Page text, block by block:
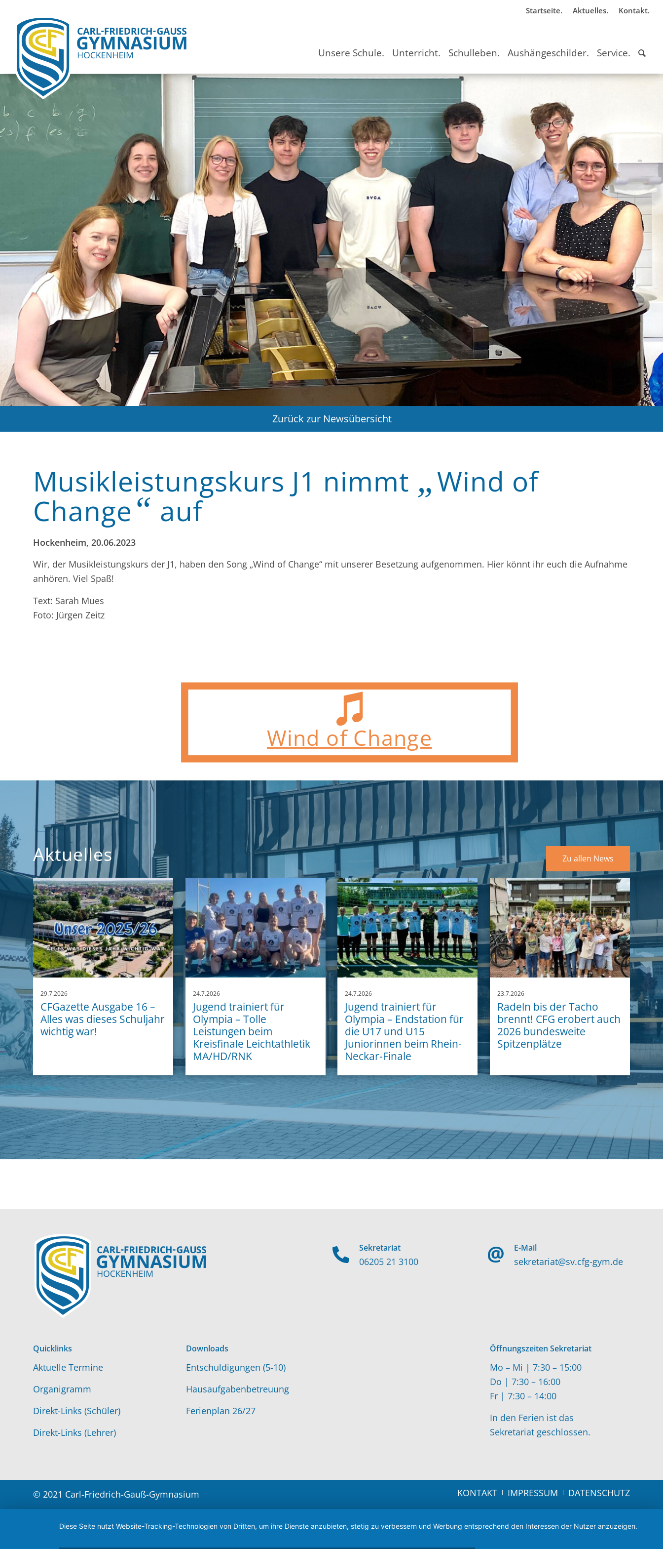
Startseite. Aktuelles. Kontakt.
Unsere Schule. Unterricht. Schulleben. Aushängeschilder. Service.
Zurück zur Newsübersicht
Musikleistungskurs J1 nimmt „Wind of
Change“ auf
Hockenheim, 20.06.2023
Wir, der Musikleistungskurs der J1, haben den Song „Wind of Change“ mit unserer Besetzung aufgenommen. Hier könnt ihr euch die Aufnahme
anhören. Viel Spaß!
Text: Sarah Mues
Foto: Jürgen Zeitz
Wind of Change
Aktuelles Zu allen News
29.7.2026
CFGazette Ausgabe 16 –
Alles was dieses Schuljahr
wichtig war!
24.7.2026
Jugend trainiert für
Olympia – Tolle
Leistungen beim
Kreisfinale Leichtathletik
MA/HD/RNK
24.7.2026
Jugend trainiert für
Olympia – Endstation für
die U17 und U15
Juniorinnen beim Rhein-
Neckar-Finale
23.7.2026
Radeln bis der Tacho
brennt! CFG erobert auch
2026 bundesweite
Spitzenplätze
Sekretariat
06205 21 3100
E-Mail
sekretariat@sv.cfg-gym.de
Quicklinks
Aktuelle Termine
Organigramm
Direkt-Links (Schüler)
Direkt-Links (Lehrer)
Downloads
Entschuldigungen (5-10)
Hausaufgabenbetreuung
Ferienplan 26/27
Öffnungszeiten Sekretariat
Mo – Mi | 7:30 – 15:00
Do | 7:30 – 16:00
Fr | 7:30 – 14:00
In den Ferien ist das
Sekretariat geschlossen.
© 2021 Carl-Friedrich-Gauß-Gymnasium KONTAKT IMPRESSUM DATENSCHUTZ
Diese Seite nutzt Website-Tracking-Technologien von Dritten, um ihre Dienste anzubieten, stetig zu verbessern und Werbung entsprechend den Interessen der Nutzer anzuzeigen.